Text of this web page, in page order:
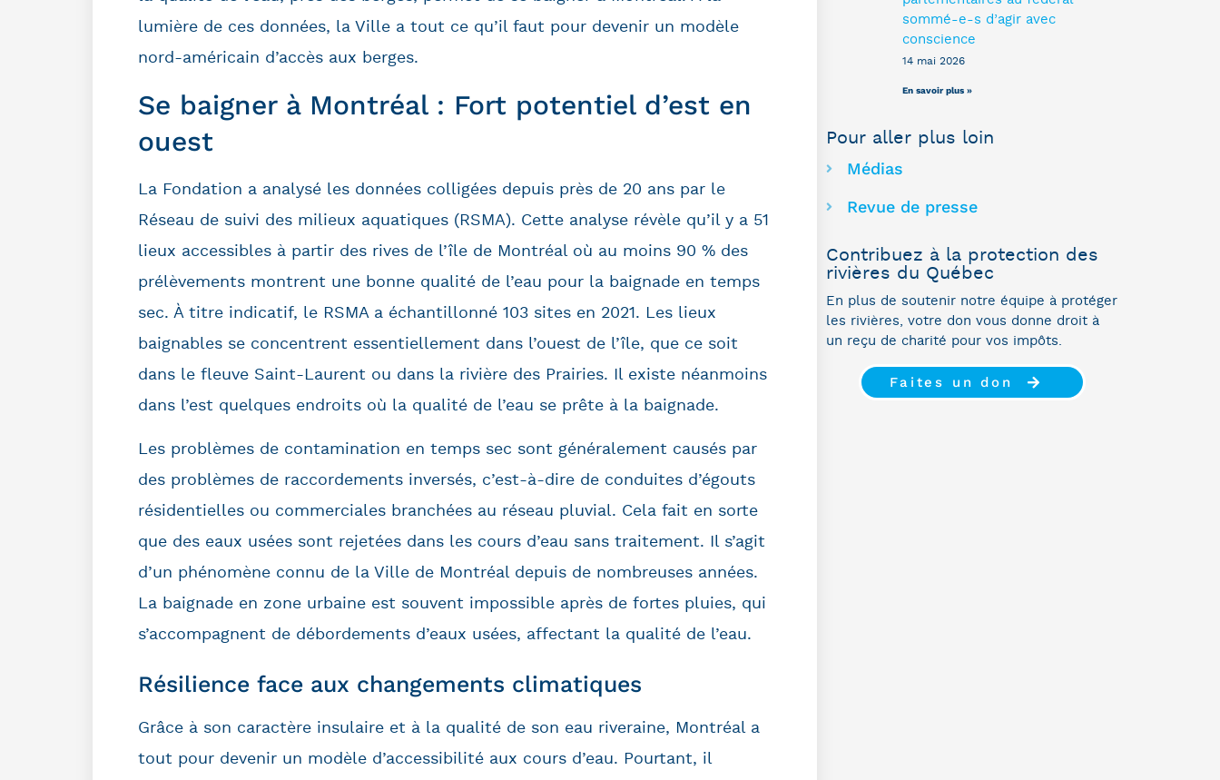
lumière de ces données, la Ville a tout ce qu’il faut pour devenir un modèle
nord-américain d’accès aux berges.
Se baigner à Montréal : Fort potentiel d’est en
ouest
La Fondation a analysé les données colligées depuis près de 20 ans par le
Réseau de suivi des milieux aquatiques (RSMA). Cette analyse révèle qu’il y a 51
lieux accessibles à partir des rives de l’île de Montréal où au moins 90 % des
prélèvements montrent une bonne qualité de l’eau pour la baignade en temps
sec. À titre indicatif, le RSMA a échantillonné 103 sites en 2021. Les lieux
baignables se concentrent essentiellement dans l’ouest de l’île, que ce soit
dans le fleuve Saint-Laurent ou dans la rivière des Prairies. Il existe néanmoins
dans l’est quelques endroits où la qualité de l’eau se prête à la baignade.
Les problèmes de contamination en temps sec sont généralement causés par
des problèmes de raccordements inversés, c’est-à-dire de conduites d’égouts
résidentielles ou commerciales branchées au réseau pluvial. Cela fait en sorte
que des eaux usées sont rejetées dans les cours d’eau sans traitement. Il s’agit
d’un phénomène connu de la Ville de Montréal depuis de nombreuses années.
La baignade en zone urbaine est souvent impossible après de fortes pluies, qui
s’accompagnent de débordements d’eaux usées, affectant la qualité de l’eau.
Résilience face aux changements climatiques
Grâce à son caractère insulaire et à la qualité de son eau riveraine, Montréal a
tout pour devenir un modèle d’accessibilité aux cours d’eau. Pourtant, il
sommé-e-s d’agir avec
conscience
14 mai 2026
En savoir plus »
Pour aller plus loin
Médias
Revue de presse
Contribuez à la protection des
rivières du Québec
En plus de soutenir notre équipe à protéger
les rivières, votre don vous donne droit à
un reçu de charité pour vos impôts.
Faites un don